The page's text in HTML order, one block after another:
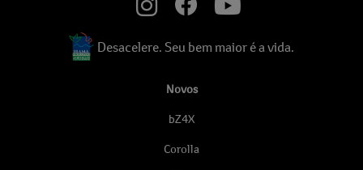
Desacelere. Seu bem maior é a vida.
Novos
bZ4X
Corolla